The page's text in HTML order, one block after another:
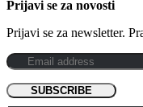
Prijavi se za novosti
Prijavi se za newsletter.